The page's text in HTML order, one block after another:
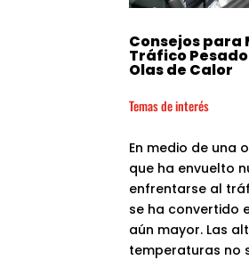
Consejos para
Tráfico
Olas de Calor
Temas de interés
En medio de una
que ha envuelto
enfrentarse al
se ha convertido
aún mayor. Las
temperaturas no